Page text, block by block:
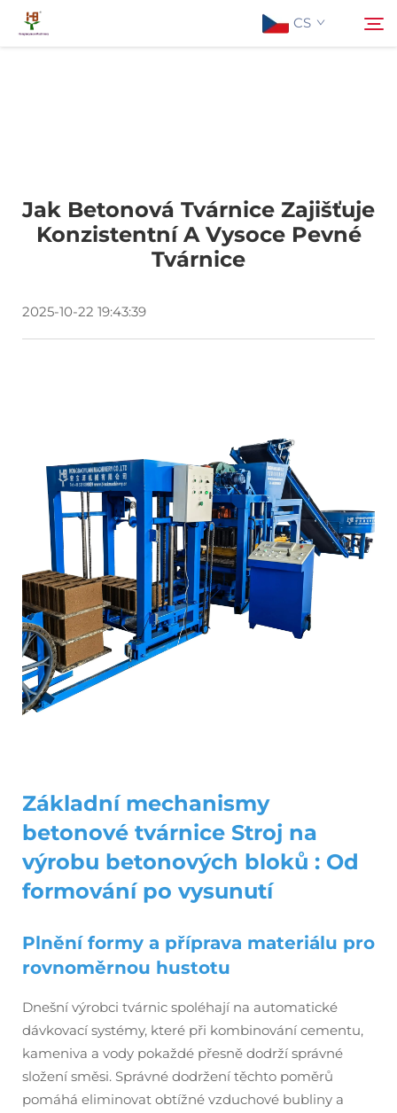
CS
Aplikace
Jak Betonová Tvárnice Zajišťuje
Konzistentní A Vysoce Pevné
Tvárnice
2025-10-22 19:43:39
Základní mechanismy
betonové tvárnice Stroj na
výrobu betonových bloků : Od
formování po vysunutí
Plnění formy a příprava materiálu pro
rovnoměrnou hustotu
Dnešní výrobci tvárnic spoléhají na automatické
dávkovací systémy, které při kombinování cementu,
kameniva a vody pokaždé přesně dodrží správné
složení směsi. Správné dodržení těchto poměrů
pomáhá eliminovat obtížné vzduchové bubliny a